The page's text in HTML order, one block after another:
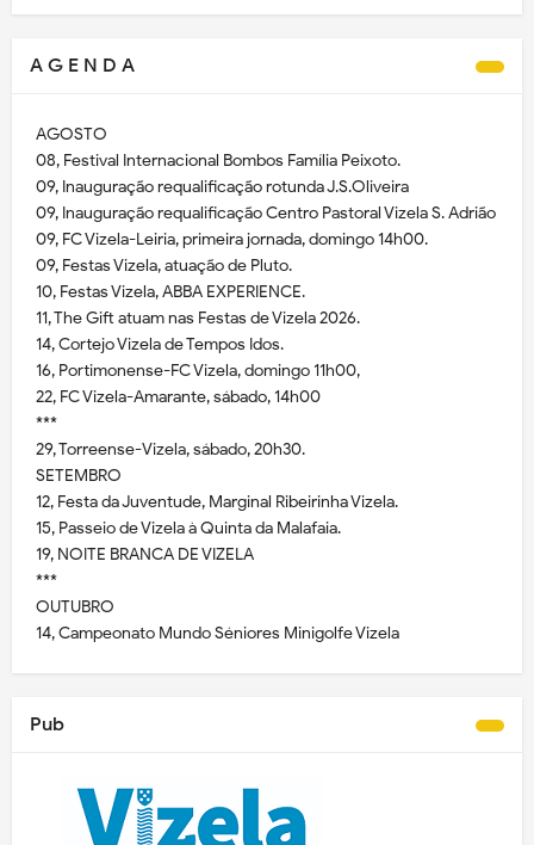
A G E N D A
AGOSTO
08, Festival Internacional Bombos Família Peixoto.
09, Inauguração requalificação rotunda J.S.Oliveira
09, Inauguração requalificação Centro Pastoral Vizela S. Adrião
09, FC Vizela-Leiria, primeira jornada, domingo 14h00.
09, Festas Vizela, atuação de Pluto.
10, Festas Vizela, ABBA EXPERIENCE.
11, The Gift atuam nas Festas de Vizela 2026.
14, Cortejo Vizela de Tempos Idos.
16, Portimonense-FC Vizela, domingo 11h00,
22, FC Vizela-Amarante, sábado, 14h00
***
29, Torreense-Vizela, sábado, 20h30.
SETEMBRO
12, Festa da Juventude, Marginal Ribeirinha Vizela.
15, Passeio de Vizela à Quinta da Malafaia.
19, NOITE BRANCA DE VIZELA
***
OUTUBRO
14, Campeonato Mundo Séniores Minigolfe Vizela
Pub